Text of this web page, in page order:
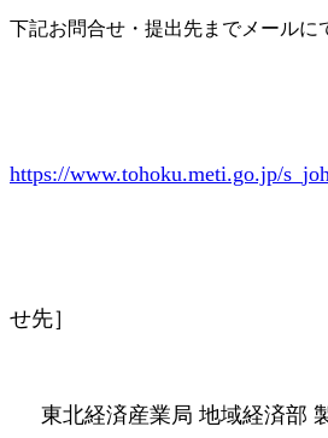
下記お問合せ・提出先までメールに
https://www.tohoku.meti.go.jp/
［お問
せ先］
東北経済産業局 地域経済部